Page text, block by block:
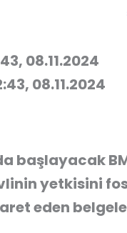
08.11.2024
08.11.2024
başlayacak
yetkisini
eden